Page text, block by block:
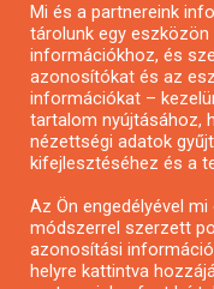
Pályázatírás civil
Pályázatírás
Pályázatfigyelés
Specifikus
Pályázatok
Mi és a partnereink
tárolunk egy
információkhoz, és
azonosítókat és az
információkat –
tartalom nyújtásához,
nézettségi adatok
kifejlesztéséhez és a
Az Ön engedélyével
módszerrel szerzett
azonosítási
helyre kattintva